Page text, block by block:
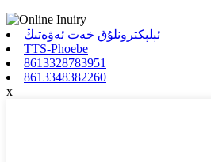
ئېلېكترونلۇق خەت ئەۋەتىڭ
TTS-Phoebe
8613328783951
8613348382260
x